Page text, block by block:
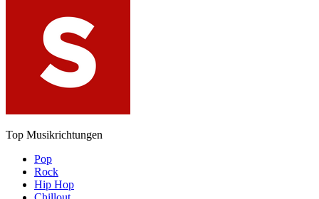
Top Musikrichtungen
Pop
Rock
Hip Hop